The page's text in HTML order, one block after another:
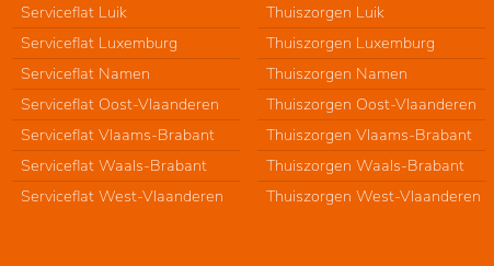
Serviceflat Luik
Serviceflat Luxemburg
Serviceflat Namen
Serviceflat Oost-Vlaanderen
Serviceflat Vlaams-Brabant
Serviceflat Waals-Brabant
Serviceflat West-Vlaanderen
Thuiszorgen Luik
Thuiszorgen Luxemburg
Thuiszorgen Namen
Thuiszorgen Oost-Vlaanderen
Thuiszorgen Vlaams-Brabant
Thuiszorgen Waals-Brabant
Thuiszorgen West-Vlaanderen